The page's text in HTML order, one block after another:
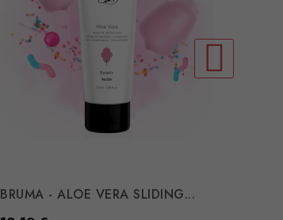
BRUMA - ALOE VERA SLIDING...